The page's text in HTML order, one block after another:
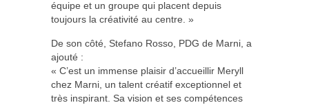
équipe et un groupe qui placent depuis
toujours la créativité au centre. »
De son côté, Stefano Rosso, PDG de Marni, a
ajouté :
« C’est un immense plaisir d’accueillir Meryll
chez Marni, un talent créatif exceptionnel et
très inspirant. Sa vision et ses compétences